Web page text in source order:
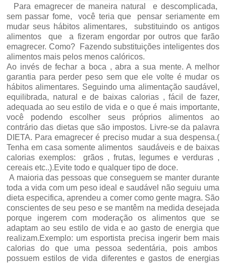
Para emagrecer de maneira natural e descomplicada,
sem passar fome, você teria que pensar seriamente em
mudar seus hábitos alimentares, substituindo os antigos
alimentos que a fizeram engordar por outros que farão
emagrecer. Como? Fazendo substituições inteligentes dos
alimentos mais pelos menos calóricos.
Ao invés de fechar a boca , abra a sua mente. A melhor
garantia para perder peso sem que ele volte é mudar os
hábitos alimentares. Seguindo uma alimentação saudável,
equilibrada, natural e de baixas calorias , fácil de fazer,
adequada ao seu estilo de vida e o que é mais importante,
você podendo escolher seus próprios alimentos ao
contrário das dietas que são impostos. Livre-se da palavra
DIETA. Para emagrecer é preciso mudar a sua despensa.(
Tenha em casa somente alimentos saudáveis e de baixas
calorias exemplos: grãos , frutas, legumes e verduras ,
cereais etc..).Evite todo e qualquer tipo de doce.
A maioria das pessoas que conseguem se manter durante
toda a vida com um peso ideal e saudável não seguiu uma
dieta especifica, aprendeu a comer como gente magra. São
conscientes de seu peso e se mantêm na medida desejada
porque ingerem com moderação os alimentos que se
adaptam ao seu estilo de vida e ao gasto de energia que
realizam.Exemplo: um esportista precisa ingerir bem mais
calorias do que uma pessoa sedentária, pois ambos
possuem estilos de vida diferentes e gastos de energias